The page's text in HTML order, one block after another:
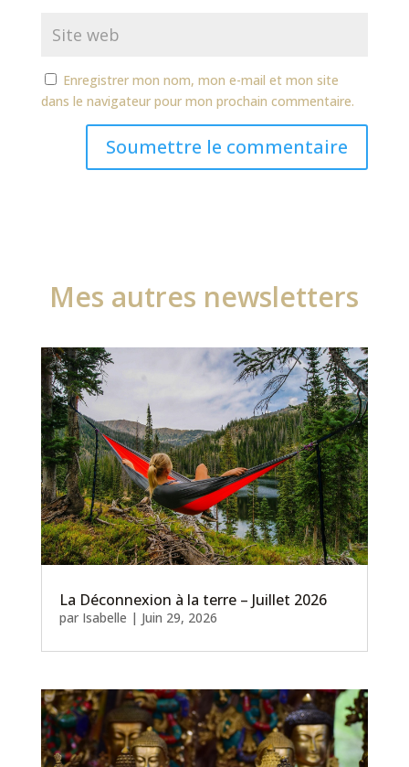
Enregistrer mon nom, mon e-mail et mon site
dans le navigateur pour mon prochain commentaire.
Soumettre le commentaire
Mes autres newsletters
La Déconnexion à la terre – Juillet 2026
par Isabelle | Juin 29, 2026